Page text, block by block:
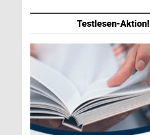
Testlesen-Aktion!